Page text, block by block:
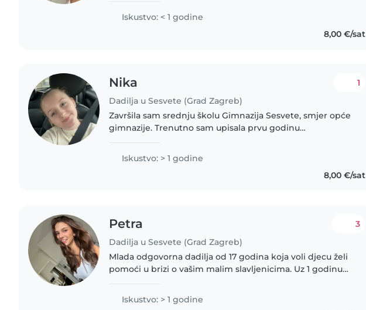
studentica zavrsne godine..
Iskustvo: < 1 godine
8,00 €/sat
Nika
Dadilja u Sesvete (Grad Zagreb)
1
Završila sam srednju školu Gimnazija Sesvete, smjer opće
gimnazije. Trenutno sam upisala prvu godinu
svoj dosadašnji život,..
Iskustvo: > 1 godine
8,00 €/sat
Petra
Dadilja u Sesvete (Grad Zagreb)
3
Mlada odgovorna dadilja od 17 godina koja voli djecu želi
pomoći u brizi o vašim malim slavljenicima. Uz 1 godinu
organizirati..
Iskustvo: > 1 godine